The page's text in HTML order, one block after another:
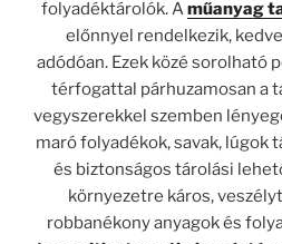
folyadéktárolók. Aműanyag
előnnyel rendelkezik,
adódóan. Ezek közé sorolható
térfogattal párhuzamosan a
vegyszerekkel szemben
maró folyadékok, savak, lúgok
és biztonságos tárolási
környezetre káros,
robbanékony anyagok és